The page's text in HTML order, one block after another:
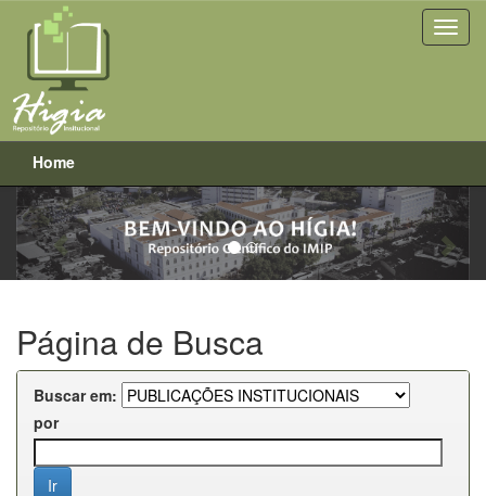
Skip
navigation
Home
Previous Next
Página de Busca
Buscar em:
por